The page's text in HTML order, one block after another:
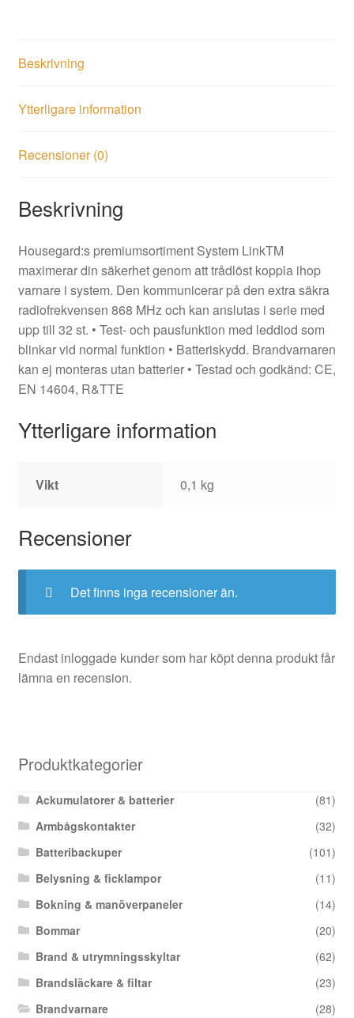
Beskrivning
Ytterligare information
Recensioner (0)
Beskrivning
Housegard:s premiumsortiment System LinkTM
maximerar din säkerhet genom att trådlöst koppla ihop
varnare i system. Den kommunicerar på den extra säkra
radiofrekvensen 868 MHz och kan anslutas i serie med
upp till 32 st. • Test- och pausfunktion med leddiod som
blinkar vid normal funktion • Batteriskydd. Brandvarnaren
kan ej monteras utan batterier • Testad och godkänd: CE,
EN 14604, R&TTE
Ytterligare information
Vikt 0,1 kg
Recensioner
Det finns inga recensioner än.
Endast inloggade kunder som har köpt denna produkt får
lämna en recension.
Produktkategorier
Ackumulatorer & batterier
(81)
Armbågskontakter
(32)
Batteribackuper
(101)
Belysning & ficklampor
(11)
Bokning & manöverpaneler
(14)
Bommar
(20)
Brand & utrymningsskyltar
(62)
Brandsläckare & filtar
(23)
Brandvarnare
(28)